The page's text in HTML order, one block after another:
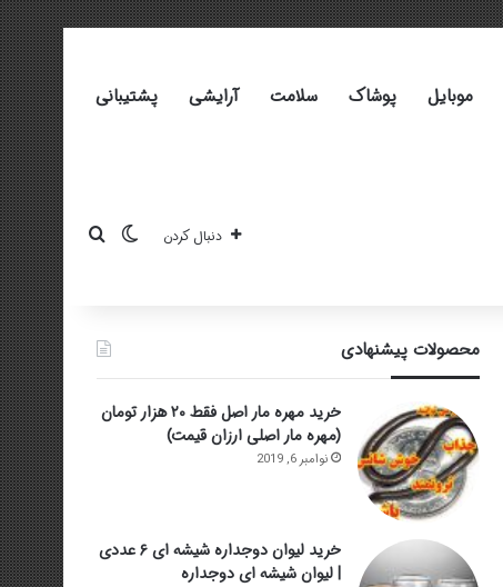
موبایل پوشاک سلامت آرایشی پشتیبانی
دنبال کردن تغییر پوسته
جستجو برای
محصولات پیشنهادی
خرید مهره مار اصل فقط ۲۰ هزار تومان
(مهره مار اصلی ارزان قیمت)
نوامبر 6, 2019
خرید لیوان دوجداره شیشه ای ۶ عددی
| لیوان شیشه ای دوجداره